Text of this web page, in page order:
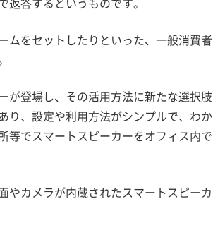
ムをセットしたりといった、一般消費者
が登場し、その活用方法に新たな選択肢
り、設定や利用方法がシンプルで、わか
等でスマートスピーカーをオフィス内で
やカメラが内蔵されたスマートスピーカ